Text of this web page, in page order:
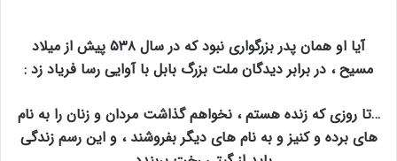
آیا او همان پدر بزرگواری نبود که در سال ۵۳۸ پیش از میلاد
مسیح ، در برابر دیدگان ملت بزرگ بابل با آوایی رسا فریاد زد :
…تا روزی که زنده هستم ، نخواهم گذاشت مردان و زنان را به نام
های برده و کنیز و به نام های دیگر بفروشند ، و این رسم زندگی